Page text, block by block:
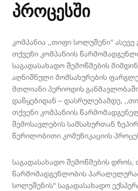
პროცესში
კომპანია ,,თიფი სოლუშენი“
თქვენი კომპანიის
საგადასახადო შემოწმების
აღნიშნული მომსახურების
მთლიანი პერიოდის
დაწყებიდან – დასრულებამდე,
თქვენი კომპანიის
შემოსავლების სამსახურთან
წერილობითი კომუნიკაციის
საგადასახადო შემოწმების დროს,
წარმომადგენლობის
სოლუშენის“ საგადასახადო